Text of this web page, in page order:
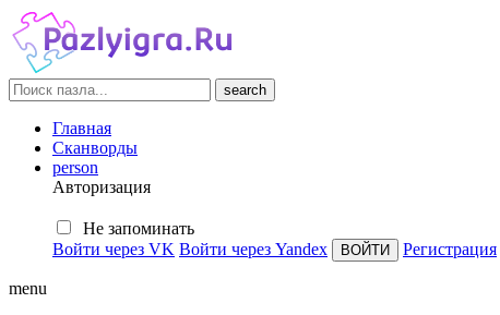
search
Главная
Сканворды
person
Авторизация
Не запоминать
Войти через VK Войти через Yandex Регистрация
menu